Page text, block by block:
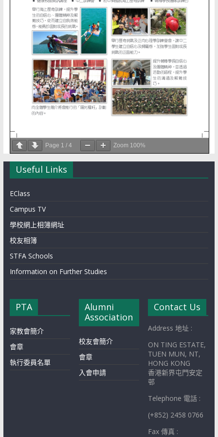
Page 1 / 4 Zoom 100%
Useful Links
EClass
Campus TV
學校網上相簿網址
校友相簿
STFA Schools
Information on Further Studies
PTA
家教會簡介
會章
執行委員名單
Alumni
Association
校友會簡介
會章
入會申請
Contact Us
Address 地址 :
ON TING ESTATE,
TUEN MUN, NT,
HONG KONG
香港新界屯門安定
邨
Telephone 電話 :
(+852) 2458 0766
Fax 傳真 :